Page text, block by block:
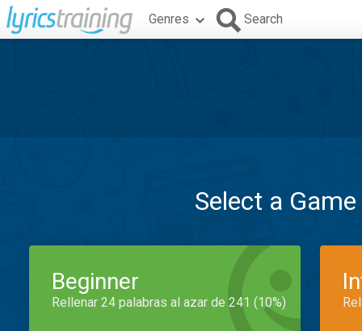
Genres Search
Select a
Beginner
Rellenar 24 palabras al azar de 241 (10%)